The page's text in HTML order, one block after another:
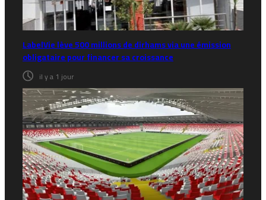
LabelVie lève 500 millions de dirhams via une émission
obligataire pour financer sa croissance
il y a 1 jour